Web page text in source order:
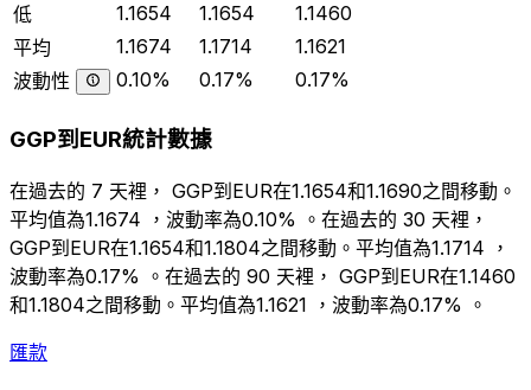
低
1.1654 1.1654
1.1460
平均
1.1674 1.1714
1.1621
波動性
0.10% 0.17% 0.17%
GGP到EUR統計數據
在過去的 7 天裡， GGP到EUR在1.1654和1.1690之間移動。
平均值為1.1674 ，波動率為0.10% 。在過去的 30 天裡，
GGP到EUR在1.1654和1.1804之間移動。平均值為1.1714 ，
波動率為0.17% 。在過去的 90 天裡， GGP到EUR在1.1460
和1.1804之間移動。平均值為1.1621 ，波動率為0.17% 。
匯款